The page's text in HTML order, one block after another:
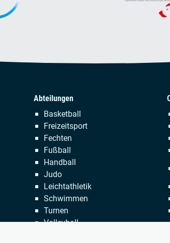
Abteilungen
Navigation
überspringen
Basketball
Freizeitsport
Fechten
Fußball
Handball
Judo
Leichtathletik
Schwimmen
Turnen
Volleyball